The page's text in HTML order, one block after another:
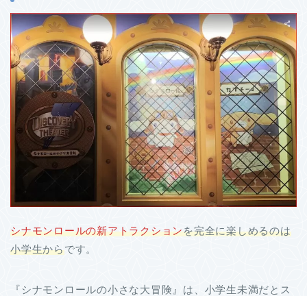
シナモンロールの新アトラクションを完全に楽しめるのは
小学生からです。
『シナモンロールの小さな大冒険』は、小学生未満だとス